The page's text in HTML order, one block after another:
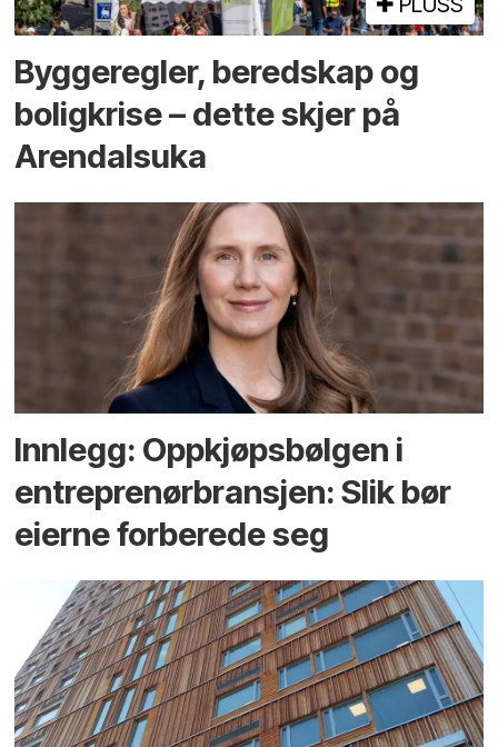
Bygge­regler, beredskap og
bolig­krise – dette skjer på
Arendals­uka
Innlegg: Oppkjøps­bølgen i
entreprenør­bransjen: Slik bør
eierne forberede seg